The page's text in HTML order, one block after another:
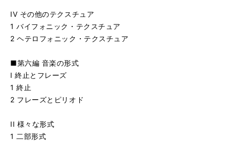
IV その他のテクスチュア
1 バイフォニック・テクスチュア
2 ヘテロフォニック・テクスチュア
■第六編 音楽の形式
I 終止とフレーズ
1 終止
2 フレーズとピリオド
II 様々な形式
1 二部形式